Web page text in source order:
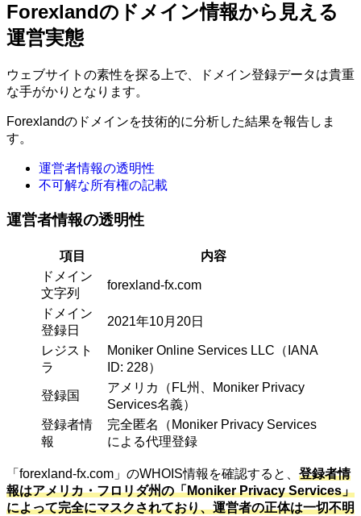
Forexlandのドメイン情報から見える
運営実態
ウェブサイトの素性を探る上で、ドメイン登録データは貴重
な手がかりとなります。
Forexlandのドメインを技術的に分析した結果を報告しま
す。
運営者情報の透明性
不可解な所有権の記載
運営者情報の透明性
項目
内容
ドメイン
文字列
forexland-fx.com
ドメイン
登録日
2021年10月20日
レジスト
ラ
Moniker Online Services LLC（IANA
ID: 228）
登録国
アメリカ（FL州、Moniker Privacy
Services名義）
登録者情
報
完全匿名（Moniker Privacy Services
による代理登録
「forexland-fx.com」のWHOIS情報を確認すると、 登録者情
報はアメリカ・フロリダ州の「Moniker Privacy Services」
によって完全にマスクされており、運営者の正体は一切不明